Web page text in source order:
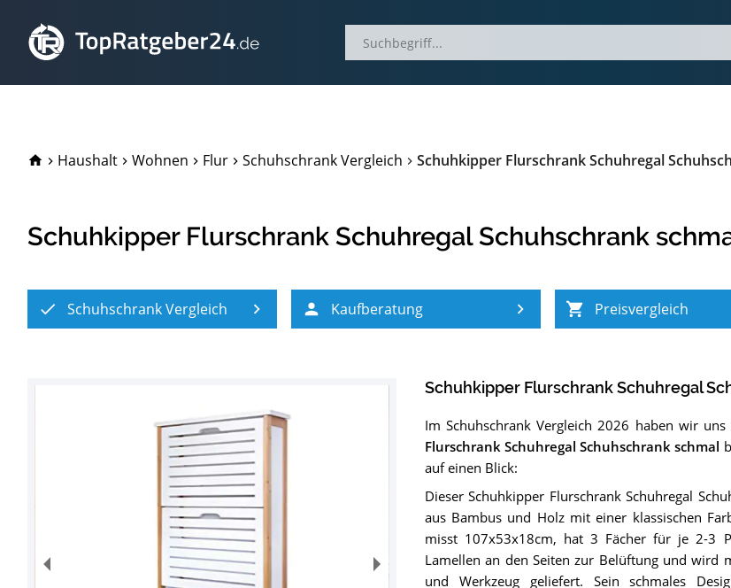
TopRatgeber24.de
Haushalt Wohnen Flur Schuhschrank Vergleich Schuhkipper Flurschrank Schuhregal
Schuhkipper Flurschrank Schuhregal Schuhschrank
Schuhschrank Vergleich Kaufberatung Preisvergleich
Schuhkipper Flurschrank Schuhregal
Im Schuhschrank Vergleich 2026 haben wir
Flurschrank Schuhregal Schuhschrank schmal
auf einen Blick:
Dieser Schuhkipper Flurschrank Schuhregal
aus Bambus und Holz mit einer klassischen
misst 107x53x18cm, hat 3 Fächer für je 2-3
Lamellen an den Seiten zur Belüftung und wird
und Werkzeug geliefert. Sein schmales